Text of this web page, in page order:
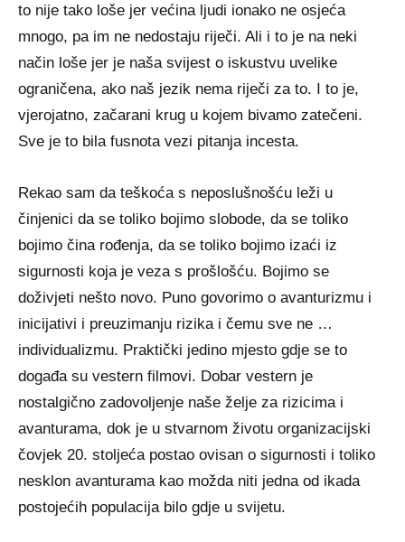
to nije tako loše jer većina ljudi ionako ne osjeća
mnogo, pa im ne nedostaju riječi. Ali i to je na neki
način loše jer je naša svijest o iskustvu uvelike
ograničena, ako naš jezik nema riječi za to. I to je,
vjerojatno, začarani krug u kojem bivamo zatečeni.
Sve je to bila fusnota vezi pitanja incesta.
Rekao sam da teškoća s neposlušnošću leži u
činjenici da se toliko bojimo slobode, da se toliko
bojimo čina rođenja, da se toliko bojimo izaći iz
sigurnosti koja je veza s prošlošću. Bojimo se
doživjeti nešto novo. Puno govorimo o avanturizmu i
inicijativi i preuzimanju rizika i čemu sve ne …
individualizmu. Praktički jedino mjesto gdje se to
događa su vestern filmovi. Dobar vestern je
nostalgično zadovoljenje naše želje za rizicima i
avanturama, dok je u stvarnom životu organizacijski
čovjek 20. stoljeća postao ovisan o sigurnosti i toliko
nesklon avanturama kao možda niti jedna od ikada
postojećih populacija bilo gdje u svijetu.